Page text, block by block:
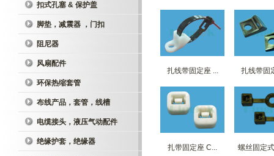
扣式孔塞 & 保护盖
脚垫，减震器 ，门扣
阻尼器
风扇配件
环保热缩套管
布线产品，套管，线槽
电缆接头，液压气动配件
绝缘护套，绝缘器
扎线带固定座 ... 扎线带固
扎带固定座 C... 螺丝固定